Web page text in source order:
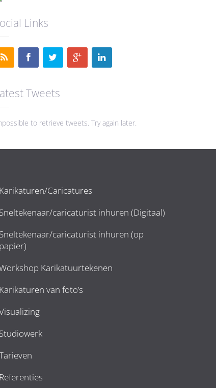
Links
Tweets
to retrieve tweets. Try again later.
Karikaturen/Caricatures
Sneltekenaar/caricaturist inhuren (Digitaal)
Sneltekenaar/caricaturist inhuren (op
papier)
Karikatuurtekenen
Karikaturen van foto’s
Studiowerk
Referenties